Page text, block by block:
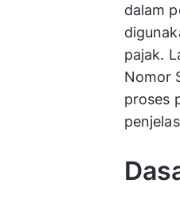
dalam
pajak.
Nomor
proses